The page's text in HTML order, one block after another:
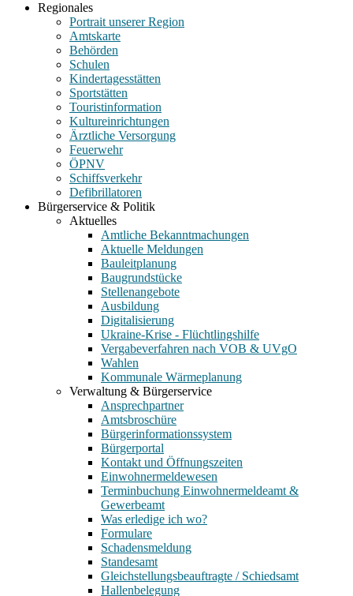
Regionales
Portrait unserer Region
Amtskarte
Behörden
Schulen
Kindertagesstätten
Sportstätten
Touristinformation
Kultureinrichtungen
Ärztliche Versorgung
Feuerwehr
ÖPNV
Schiffsverkehr
Defibrillatoren
Bürgerservice & Politik
Aktuelles
Amtliche Bekanntmachungen
Aktuelle Meldungen
Bauleitplanung
Baugrundstücke
Stellenangebote
Ausbildung
Digitalisierung
Ukraine-Krise - Flüchtlingshilfe
Vergabeverfahren nach VOB & UVgO
Wahlen
Kommunale Wärmeplanung
Verwaltung & Bürgerservice
Ansprechpartner
Amtsbroschüre
Bürgerinformationssystem
Bürgerportal
Kontakt und Öffnungszeiten
Einwohnermeldewesen
Terminbuchung Einwohnermeldeamt &
Gewerbeamt
Was erledige ich wo?
Formulare
Schadensmeldung
Standesamt
Gleichstellungsbeauftragte / Schiedsamt
Hallenbelegung